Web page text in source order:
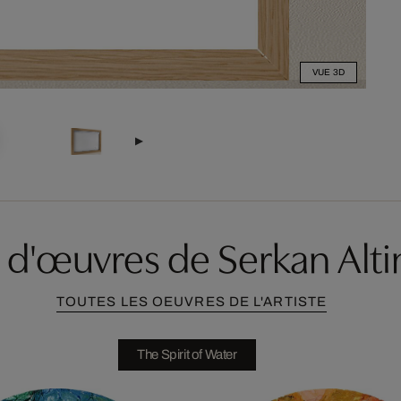
VUE 3D
d'œuvres de Serkan
TOUTES LES OEUVRES DE L'ARTISTE
The Spirit of Water